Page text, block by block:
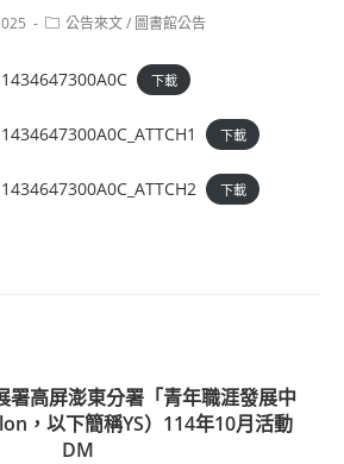
Post公告來文/ 圖書館公告
下載
下載
下載
署高屏澎東分署「青年職涯發展中
，以下簡稱YS）114年10月活動
DM